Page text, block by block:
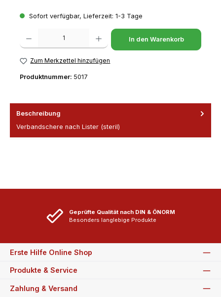
Sofort verfügbar, Lieferzeit: 1-3 Tage
Produkt Anzahl: Gib den gewünschten Wert ein oder benutze die
In den Warenkorb
Zum Merkzettel hinzufügen
Produktnummer: 5017
Beschreibung
Verbandschere nach Lister (steril)
Geprüfte Qualität nach DIN & ÖNORM
Besonders langlebige Produkte
Erste Hilfe Online Shop
Produkte & Service
Zahlung & Versand